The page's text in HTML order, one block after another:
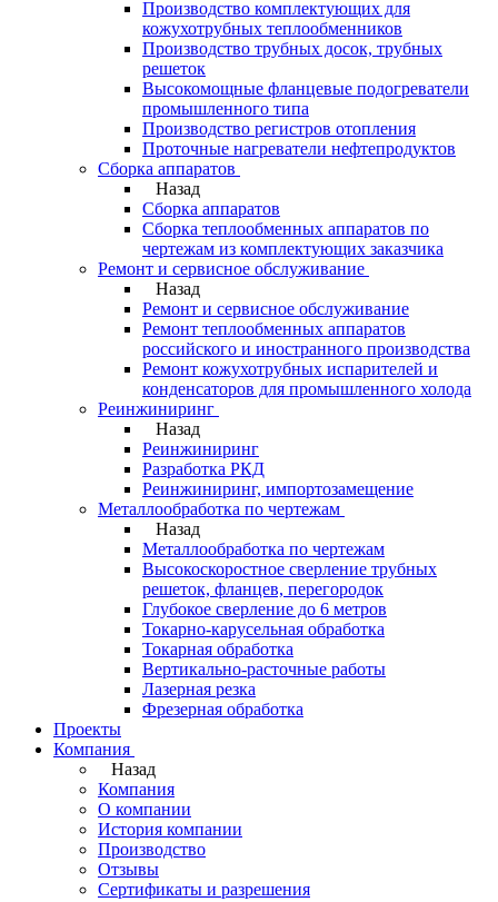
Производство комплектующих для
кожухотрубных теплообменников
Производство трубных досок, трубных
решеток
Высокомощные фланцевые подогреватели
промышленного типа
Производство регистров отопления
Проточные нагреватели нефтепродуктов
Сборка аппаратов
Назад
Сборка аппаратов
Сборка теплообменных аппаратов по
чертежам из комплектующих заказчика
Ремонт и сервисное обслуживание
Назад
Ремонт и сервисное обслуживание
Ремонт теплообменных аппаратов
российского и иностранного производства
Ремонт кожухотрубных испарителей и
конденсаторов для промышленного холода
Реинжиниринг
Назад
Реинжиниринг
Разработка РКД
Реинжиниринг, импортозамещение
Металлообработка по чертежам
Назад
Металлообработка по чертежам
Высокоскоростное сверление трубных
решеток, фланцев, перегородок
Глубокое сверление до 6 метров
Токарно-карусельная обработка
Токарная обработка
Вертикально-расточные работы
Лазерная резка
Фрезерная обработка
Проекты
Компания
Назад
Компания
О компании
История компании
Производство
Отзывы
Сертификаты и разрешения